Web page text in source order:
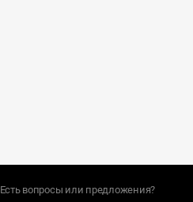
Есть вопросы или предложения?